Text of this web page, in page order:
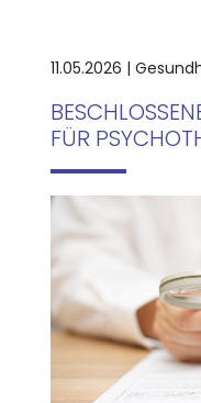
11.05.2026 |
FÜR